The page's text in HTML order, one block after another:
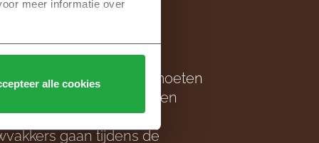
meer informatie over
alle cookies
hoog de gordijnen moeten
oog hebt? Of wil je weten
aan vloer je moet
gaan tijdens de